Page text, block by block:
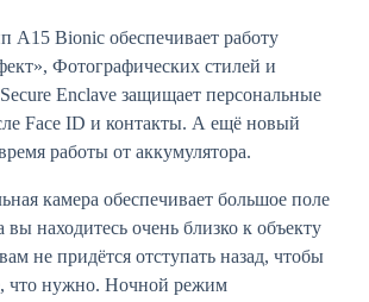
A15 Bionic обеспечивает работу
Фотографических стилей и
Enclave защищает персональные
Face ID и контакты. А ещё новый
работы от аккумулятора.
камера обеспечивает большое поле
вы находитесь очень близко к объекту
не придётся отступать назад, чтобы
что нужно. Ночной режим